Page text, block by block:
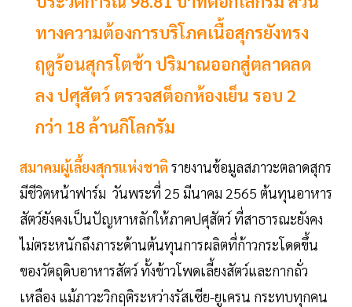
ทางความต้องการบริโภคเนื้อสุกรยังทรง
ฤดูร้อนสุกรโตช้า ปริมาณออกสู่ตลาดลด
ลง ปศุสัตว์ ตรวจสต็อกห้องเย็น รอบ 2
กว่า 18 ล้านกิโลกรัม
สมาคมผู้เลี้ยงสุกรแห่งชาติ รายงานข้อมูลสภาวะตลาดสุกร
มีชีวิตหน้าฟาร์ม วันพระที่ 25 มีนาคม 2565 ต้นทุนอาหาร
สัตว์ยังคงเป็นปัญหาหลักให้ภาคปศุสัตว์ ที่สาธารณะยังคง
ไม่ตระหนักถึงภาระด้านต้นทุนการผลิตที่ก้าวกระโดดขึ้น
ของวัตถุดิบอาหารสัตว์ ทั้งข้าวโพดเลี้ยงสัตว์และกากถั่ว
เหลือง แม้ภาวะวิกฤติระหว่างรัสเซีย-ยูเครน กระทบทุกคน